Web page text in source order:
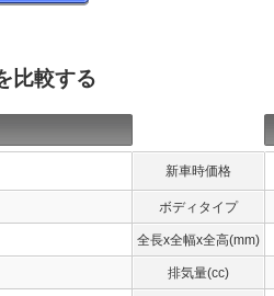
比較する
新車時価格
ボディタイプ
全長x全幅x全高(mm)
排気量(cc)